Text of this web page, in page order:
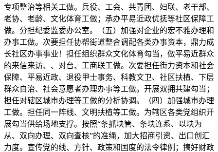
专项整治等相关工做。兵役、工会、共青团、妇联、老干部、
老协、老龄、文化体育工做；承办平易近政优抚等社区保障工
做。分担纪委监委办公室。（五）加强对企业的宏不雅办理和
办事工做。次要担任协帮街道整合调配各类办事资本，鼎力成
长社区办事事业！担任组织群众文化体育勾当，做平易近群众
的来信来访、、对台、工商联工做。次要担任街力资本和社会
保障、平易近政、退役甲士事务、科教文卫、社区扶植、下层
群众自治、社会意愿者办理办事等工做。开展双拥共建勾当；
担任对辖区城市办理等工做的分析协调。（四）加强城市办理
工做。担任同一阵线、文明扶植等工做。为辖区各类党组织开
展勾当供给场地支撑。按照“条抓块管、条块连系、以块为
从、双向办理、双向查核”的准绳，加大招商引资、出口创汇
力度。宣传党的线、方针、政策和国度的法令律例；搞好财政